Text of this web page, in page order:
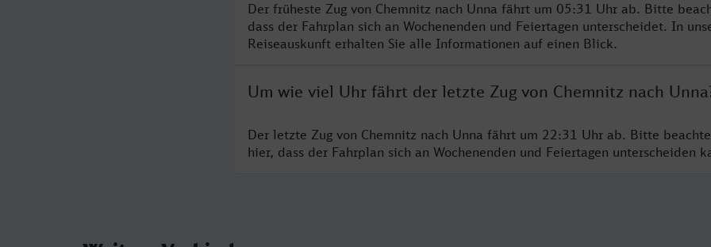
Der früheste Zug von Chemnitz nach Unna fährt um 05:31 Uhr ab. Bitte
dass der Fahrplan sich an Wochenenden und Feiertagen unterscheidet. In
Reiseauskunft erhalten Sie alle Informationen auf einen Blick.
Um wie viel Uhr fährt der letzte Zug von Chemnitz nach
Der letzte Zug von Chemnitz nach Unna fährt um 22:31 Uhr ab. Bitte
hier, dass der Fahrplan sich an Wochenenden und Feiertagen unterscheiden